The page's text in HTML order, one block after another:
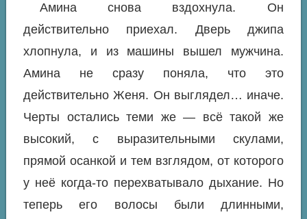
Амина снова вздохнула. Он
действительно приехал. Дверь джипа
хлопнула, и из машины вышел мужчина.
Амина не сразу поняла, что это
действительно Женя. Он выглядел… иначе.
Черты остались теми же — всё такой же
высокий, с выразительными скулами,
прямой осанкой и тем взглядом, от которого
у неё когда-то перехватывало дыхание. Но
теперь его волосы были длинными,